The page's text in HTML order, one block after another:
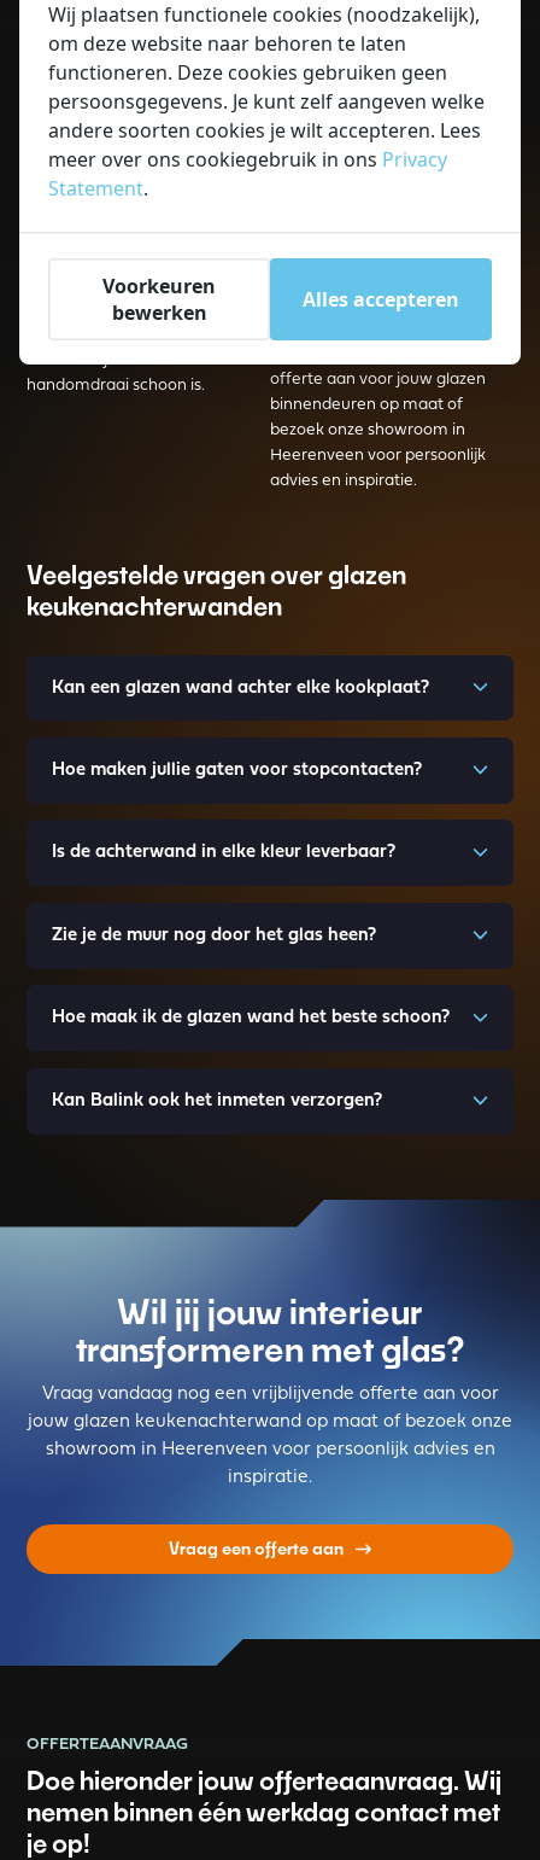
keukenachterwand luistert erg
nauw, zeker bij
stopcontacten. Onze experts
komen bij je langs om de maten
tot op de millimeter nauwkeurig
op te nemen. Daarna
produceren we de wand in
monteurs het glas strak en veilig
tegen de muur bevestigen.
Het gladde oppervlak is volledig
naadloos en hygiënisch,
waardoor je keuken in een
handomdraai schoon is.
makkelijk maken”. Wij werken
uitsluitend met hoogwaardig
gehard veiligheidsglas en A-
merk hardware.
Voor Balink Glas maakt het niet
kwaliteit, duurzaamheid en een
offerte aan voor jouw glazen
binnendeuren op maat of
bezoek onze showroom in
Heerenveen voor persoonlijk
advies en inspiratie.
Veelgestelde vragen over glazen
keukenachterwanden
Kan een glazen wand achter elke kookplaat?
Hoe maken jullie gaten voor stopcontacten?
Is de achterwand in elke kleur leverbaar?
Zie je de muur nog door het glas heen?
Hoe maak ik de glazen wand het beste schoon?
Kan Balink ook het inmeten verzorgen?
Wil jij jouw interieur
transformeren met glas?
Vraag vandaag nog een vrijblijvende offerte aan voor
jouw glazen keukenachterwand op maat of bezoek onze
showroom in Heerenveen voor persoonlijk advies en
inspiratie.
Vraag een offerte aan
OFFERTEAANVRAAG
Doe hieronder jouw offerteaanvraag. Wij
nemen binnen één werkdag contact met
je op!
Wij plaatsen functionele cookies (noodzakelijk),
om deze website naar behoren te laten
functioneren. Deze cookies gebruiken geen
persoonsgegevens. Je kunt zelf aangeven welke
andere soorten cookies je wilt accepteren. Lees
meer over ons cookiegebruik in ons Privacy
Statement.
Voorkeuren
bewerken
Alles accepteren